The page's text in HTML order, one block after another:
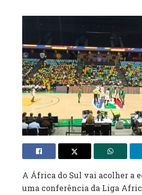
A África do Sul vai acolher a
uma conferência da Liga